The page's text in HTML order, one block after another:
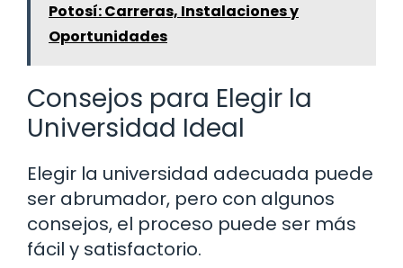
Potosí: Carreras, Instalaciones y
Oportunidades
Consejos para Elegir la
Universidad Ideal
Elegir la universidad adecuada puede
ser abrumador, pero con algunos
consejos, el proceso puede ser más
fácil y satisfactorio.